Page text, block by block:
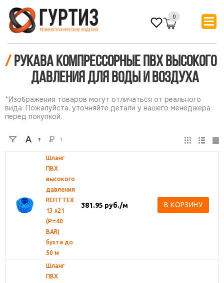
0
/ Рукава компрессорные ПВХ высокого
давления для воды и воздуха
*Изображения товаров могут отличаться от реального
вида. Пожалуйста, уточняйте детали у нашего менеджера
перед покупкой.
Шланг
ПВХ
высокого
давления
REFITTEX
13 х21
(Р=40
BAR)
бухта до
50 м
381.95 руб./м В КОРЗИНУ
Шланг
ПВХ